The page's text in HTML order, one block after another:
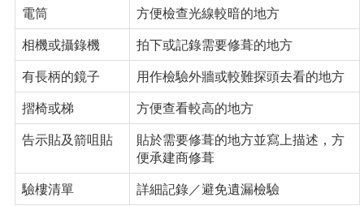
電筒
方便檢查光線較暗的地方
相機或攝錄機
拍下或記錄需要修葺的地方
有長柄的鏡子
用作檢驗外牆或較難探頭去看的地方
摺椅或梯
方便查看較高的地方
告示貼及箭咀貼
貼於需要修葺的地方並寫上描述，方
便承建商修葺
驗樓清單
詳細記錄／避免遺漏檢驗